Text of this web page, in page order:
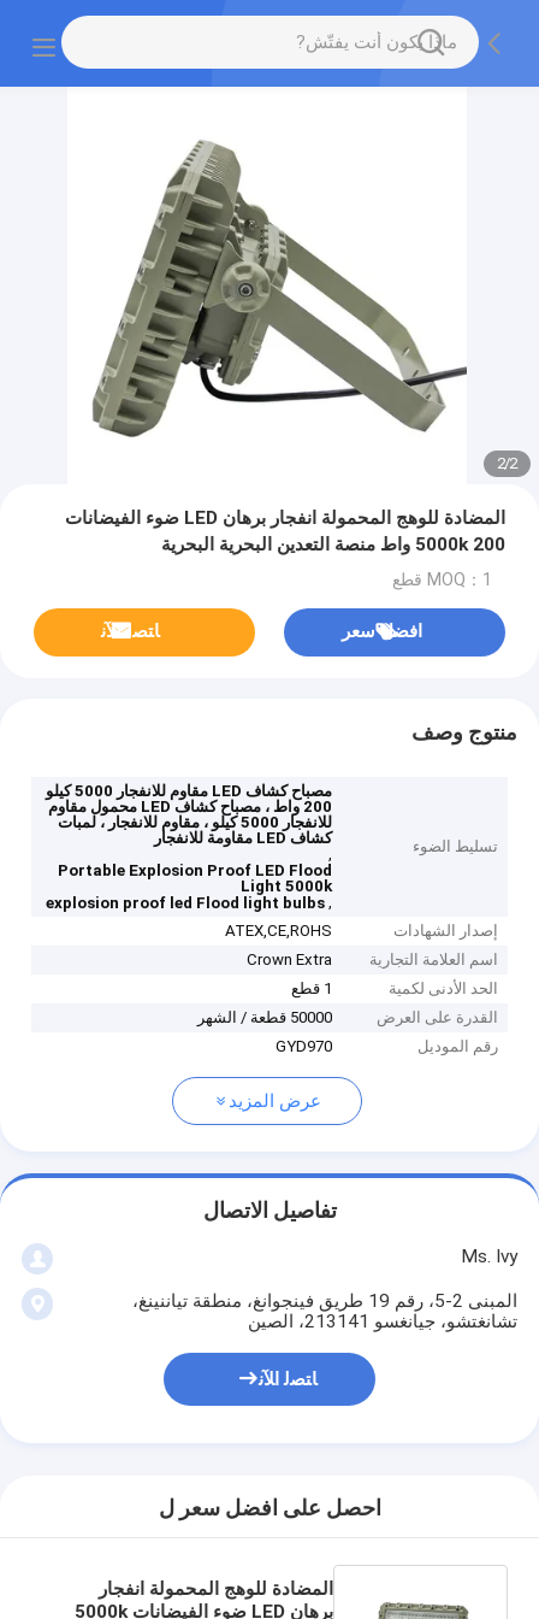
2
/
2
المضادة للوهج المحمولة انفجار برهان LED ضوء الفيضانات
5000k 200 واط منصة التعدين البحرية البحرية
MOQ：1 قطع
افضل سعر ﺎﺘﺼﻟ ﺍﻶﻧ
منتوج وصف
تسليط الضوء
مصباح كشاف LED مقاوم للانفجار 5000 كيلو
200 واط ، مصباح كشاف LED محمول مقاوم
للانفجار 5000 كيلو ، مقاوم للانفجار ، لمبات
كشاف LED مقاومة للانفجار
,
Portable Explosion Proof LED Flood
Light 5000k
,
explosion proof led Flood light bulbs
إصدار الشهادات
ATEX,CE,ROHS
اسم العلامة التجارية
Crown Extra
الحد الأدنى لكمية
1 قطع
القدرة على العرض
50000 قطعة / الشهر
رقم الموديل
GYD970
عرض المزيد
تفاصيل الاتصال
Ms. Ivy
المبنى 2-5، رقم 19 طريق فينجوانغ، منطقة تياننينغ،
تشانغتشو، جيانغسو 213141، الصين
ﺎﺘﺼﻟ ﺍﻶﻧ
احصل على افضل سعر ل
المضادة للوهج المحمولة انفجار
برهان LED ضوء الفيضانات 5000k